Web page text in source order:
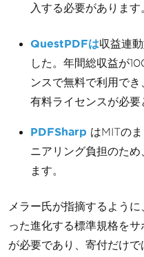
入する必要があります
QuestPDFは収益連
した。年間総収益が
ンスで無料で利用で
有料ライセンスが必要
PDFSharp はMITの
ニアリング負担のた
ます。
メラー氏が指摘するよう
った進化する標準規格を
が必要であり、寄付だけ